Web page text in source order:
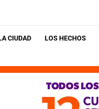
CIUDAD LOS HECHOS